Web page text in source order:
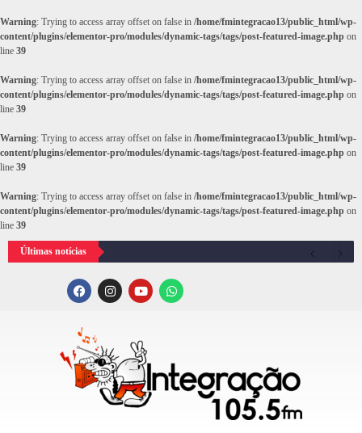
Warning: Trying to access array offset on false in /home/fmintegracao13/public_html/wp-
content/plugins/elementor-pro/modules/dynamic-tags/tags/post-featured-image.php on
line 39
Warning: Trying to access array offset on false in /home/fmintegracao13/public_html/wp-
content/plugins/elementor-pro/modules/dynamic-tags/tags/post-featured-image.php on
line 39
Warning: Trying to access array offset on false in /home/fmintegracao13/public_html/wp-
content/plugins/elementor-pro/modules/dynamic-tags/tags/post-featured-image.php on
line 39
Warning: Trying to access array offset on false in /home/fmintegracao13/public_html/wp-
content/plugins/elementor-pro/modules/dynamic-tags/tags/post-featured-image.php on
line 39
Últimas notícias